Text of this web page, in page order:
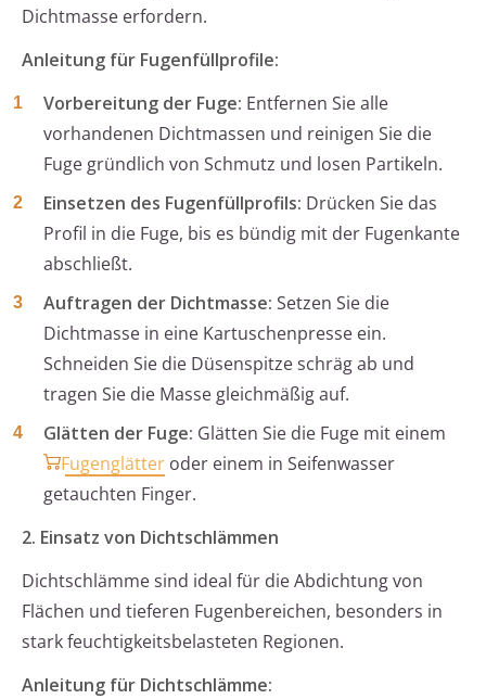
Dichtmasse erfordern.
Anleitung für Fugenfüllprofile:
Vorbereitung der Fuge: Entfernen Sie alle
vorhandenen Dichtmassen und reinigen Sie die
Fuge gründlich von Schmutz und losen Partikeln.
Einsetzen des Fugenfüllprofils: Drücken Sie das
Profil in die Fuge, bis es bündig mit der Fugenkante
abschließt.
Auftragen der Dichtmasse: Setzen Sie die
Dichtmasse in eine Kartuschenpresse ein.
Schneiden Sie die Düsenspitze schräg ab und
tragen Sie die Masse gleichmäßig auf.
Glätten der Fuge: Glätten Sie die Fuge mit einem
Fugenglätter oder einem in Seifenwasser
getauchten Finger.
2. Einsatz von Dichtschlämmen
Dichtschlämme sind ideal für die Abdichtung von
Flächen und tieferen Fugenbereichen, besonders in
stark feuchtigkeitsbelasteten Regionen.
Anleitung für Dichtschlämme: